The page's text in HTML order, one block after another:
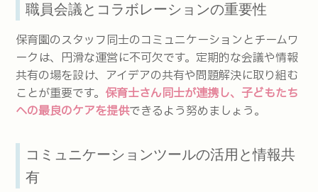
職員会議とコラボレーションの重要性
保育園のスタッフ同士のコミュニケーションとチームワ
ークは、円滑な運営に不可欠です。定期的な会議や情報
共有の場を設け、アイデアの共有や問題解決に取り組む
ことが重要です。 保育士さん同士が連携し、子どもたち
への最良のケアを提供できるよう努めましょう。
コミュニケーションツールの活用と情報共
有